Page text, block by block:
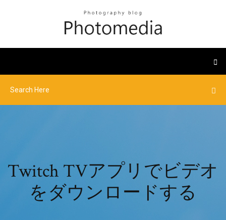
Twitch TVアプリでビデオ
をダウンロードする